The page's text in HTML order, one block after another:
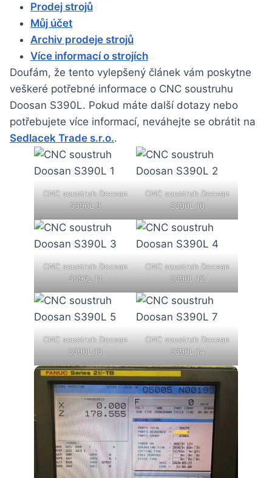
Prodej strojů
Můj účet
Archiv prodeje strojů
Více informací o strojích
Doufám, že tento vylepšený článek vám poskytne
veškeré potřebné informace o CNC soustruhu
Doosan S390L. Pokud máte další dotazy nebo
potřebujete více informací, neváhejte se obrátit na
Sedlacek Trade s.r.o..
CNC soustruh Doosan
S390L 9
CNC soustruh Doosan
S390L 10
CNC soustruh Doosan
S390L 11
CNC soustruh Doosan
S390L 12
CNC soustruh Doosan
S390L 13
CNC soustruh Doosan
S390L 14